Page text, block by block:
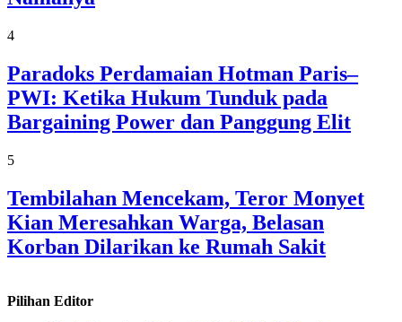
4
Paradoks Perdamaian Hotman Paris–
PWI: Ketika Hukum Tunduk pada
Bargaining Power dan Panggung Elit
5
Tembilahan Mencekam, Teror Monyet
Kian Meresahkan Warga, Belasan
Korban Dilarikan ke Rumah Sakit
Pilihan Editor